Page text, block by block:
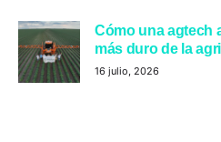
Cómo una agtech
más duro de la
16 julio, 2026